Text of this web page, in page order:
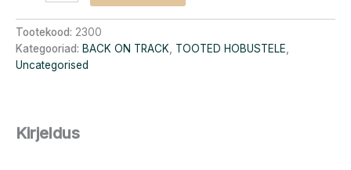
Tootekood: 2300
Kategooriad: BACK ON TRACK, TOOTED HOBUSTELE,
Uncategorised
Kirjeldus